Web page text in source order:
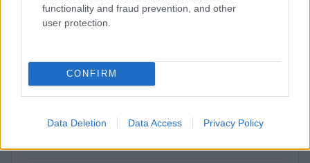
functionality and fraud prevention, and other
user protection.
CONFIRM
Data Deletion Data Access Privacy Policy
Come il face icing può trasformare la tua routine di